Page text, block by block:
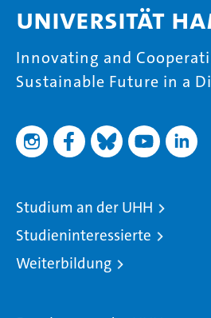
Universität
Innovating and
Sustainable Future in a
Studium an der UHH
Studieninteressierte
Weiterbildung